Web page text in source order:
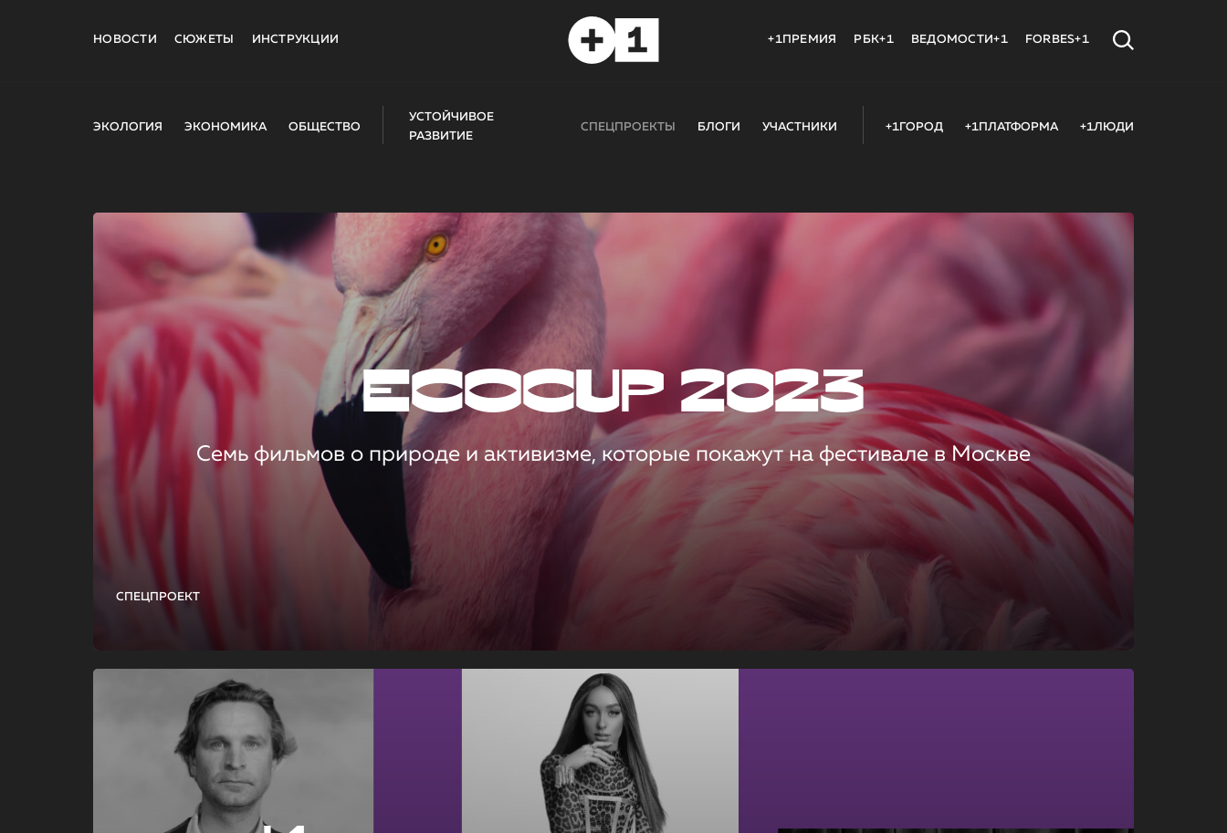
НОВОСТИ СЮЖЕТЫ ИНСТРУКЦИИ +1ПРЕМИЯ РБК+1 ВЕДОМОСТИ+1 FORBES+1
ЭКОЛОГИЯ ЭКОНОМИКА ОБЩЕСТВО
УСТОЙЧИВОЕ
РАЗВИТИЕ
СПЕЦПРОЕКТЫ БЛОГИ УЧАСТНИКИ +1ГОРОД +1ПЛАТФОРМА +1ЛЮДИ
СПЕЦПРОЕКТ
ECOCUP 2023
Семь фильмов о природе и активизме, которые покажут на фестивале в Москве